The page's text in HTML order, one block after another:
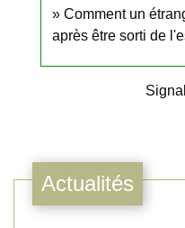
Comment un
après être sorti de
Actualités